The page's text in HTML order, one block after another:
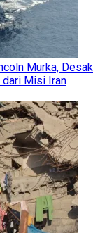
Murka, Desak
dari Misi Iran